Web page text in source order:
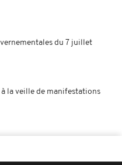
du 7 juillet
à la veille de manifestations